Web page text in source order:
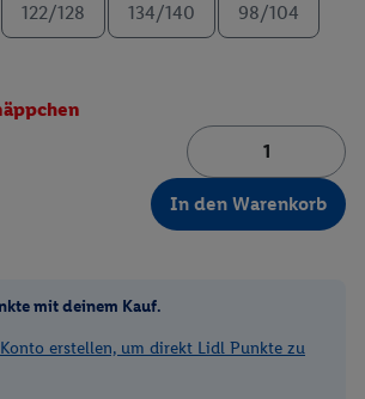
122/128 134/140 98/104
In den Warenkorb
mit deinem Kauf.
erstellen, um direkt Lidl Punkte zu